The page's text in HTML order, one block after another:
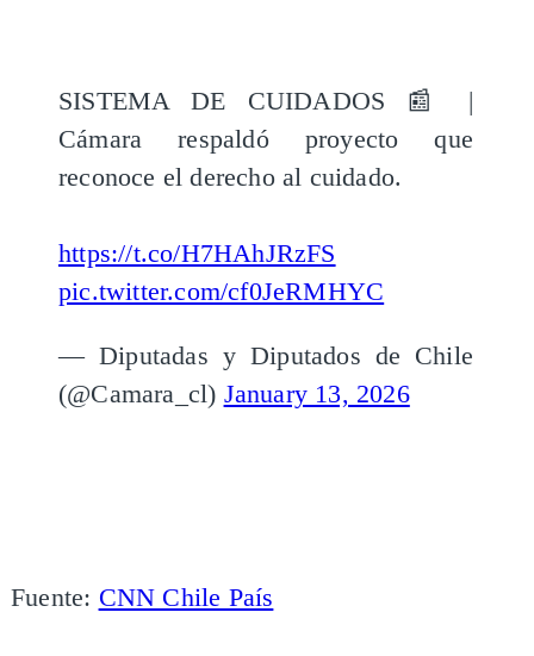
SISTEMA DE CUIDADOS 📰 |
Cámara respaldó proyecto que
reconoce el derecho al cuidado.
https://t.co/H7HAhJRzFS
pic.twitter.com/cf0JeRMHYC
— Diputadas y Diputados de Chile
(@Camara_cl) January 13, 2026
Fuente: CNN Chile País